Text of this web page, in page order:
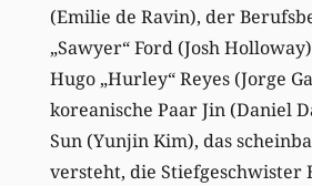
(Emilie de Ravin), der
„Sawyer“ Ford (Josh
Hugo „Hurley“ Reyes (Jorge
koreanische Paar Jin (Daniel
Sun (Yunjin Kim), das
versteht, die Stiefgeschwister